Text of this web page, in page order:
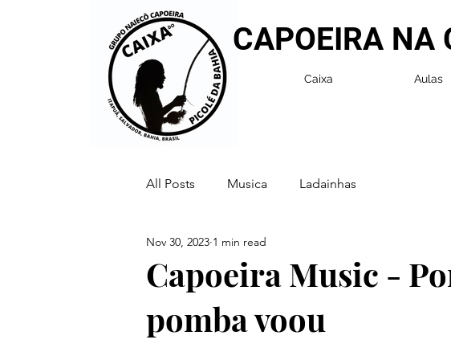
Caixa Aulas
CAPOEIRA NA
All Posts Musica Ladainhas
Capoeira Music -
pomba voou
Nov 30, 2023 1 min read